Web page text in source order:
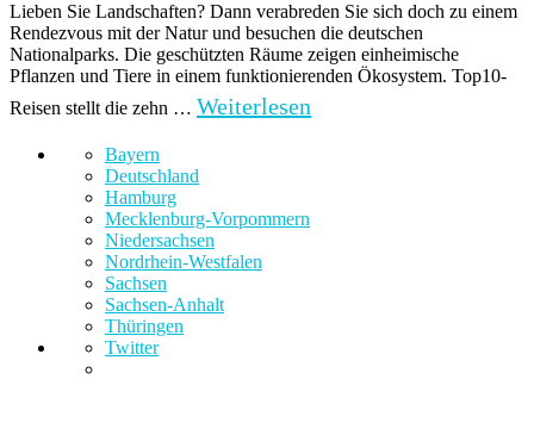
Lieben Sie Landschaften? Dann verabreden Sie sich doch zu einem
Rendezvous mit der Natur und besuchen die deutschen
Nationalparks. Die geschützten Räume zeigen einheimische
Pflanzen und Tiere in einem funktionierenden Ökosystem. Top10-
Reisen stellt die zehn … Weiterlesen
Bayern
Deutschland
Hamburg
Mecklenburg-Vorpommern
Niedersachsen
Nordrhein-Westfalen
Sachsen
Sachsen-Anhalt
Thüringen
Twitter